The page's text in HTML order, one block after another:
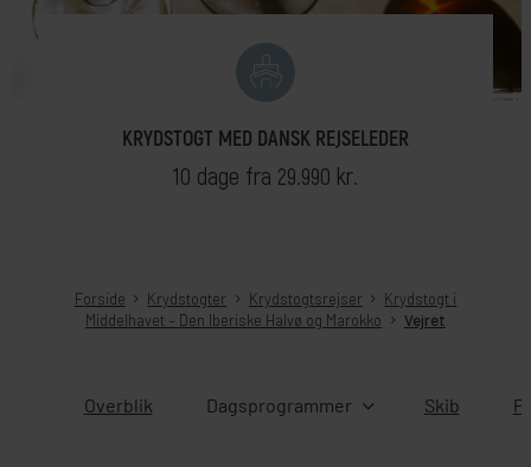
KRYDSTOGT MED DANSK REJSELEDER
10 dage fra 29.990 kr.
Forside Krydstogter Krydstogtsrejser
Krydstogt i
Middelhavet – Den Iberiske Halvø og Marokko
Vejret
Overblik Dagsprogrammer Skib